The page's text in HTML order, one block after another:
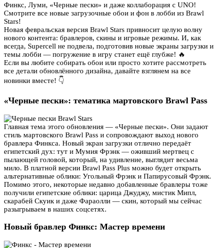
Финкс, Луми, «Черные пески» и даже коллаборация с UNO!
Смотрите все новые загрузочные обои и фон в лобби из Brawl
Stars!
Новая февральская версия Brawl Stars привносит целую волну
нового контента: бравлеров, скины и игровые режимы. И, как
всегда, Supercell не подвела, подготовив новые экраны загрузки и
темы лобби — погружение в игру станет ещё глубже! 🔥
Если вы любите собирать обои или просто хотите рассмотреть
все детали обновлённого дизайна, давайте взглянем на все
новинки вместе! 👇
«Черные пески»: тематика мартовского Brawl Pass
Главная тема этого обновления — «Черные пески». Они задают
стиль мартовского Brawl Pass и сопровождают выход нового
бравлера Финкса. Новый экран загрузки отлично передаёт
египетский дух: тут и Мумия Фрэнк — оживший мертвец с
пылающей головой, который, на удивление, выглядит весьма
мило. В платной версии Brawl Pass Plus можно будет открыть
альтернативные облики: Угольный Фрэнк и Папирусовый Фрэнк.
Помимо этого, некоторые недавно добавленные бравлеры тоже
получили египетские облики: царица Джуджу, мистик Мипл,
скарабей Скуик и даже Фараолли — скин, который мы сейчас
разыгрываем в наших соцсетях.
Новый бравлер Финкс: Мастер времени